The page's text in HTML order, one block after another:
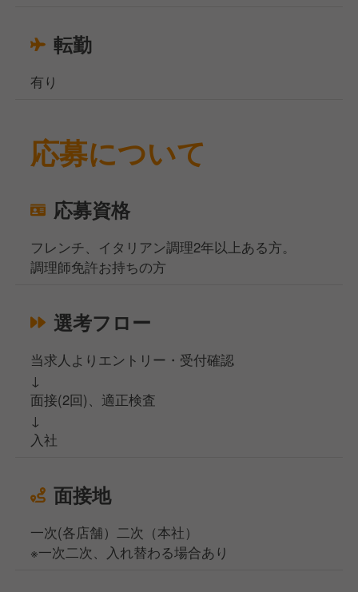
転勤
有り
応募について
応募資格
フレンチ、イタリアン調理2年以上ある方。
調理師免許お持ちの方
選考フロー
当求人よりエントリー・受付確認
↓
面接(2回)、適正検査
↓
入社
面接地
一次(各店舗）二次（本社）
※一次二次、入れ替わる場合あり